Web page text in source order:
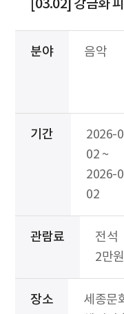
[03.02] 강금화
분야 음악
기간
2026-
02 ~
2026-
02
관람료
전석
2만원
장소
세종문